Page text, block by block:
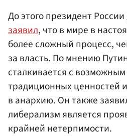
До этого президент России
заявил, что в мире в
более сложный процесс,
за власть. По мнению
сталкивается с
традиционных ценностей
в анархию. Он также
либерализм является
крайней нетерпимости.